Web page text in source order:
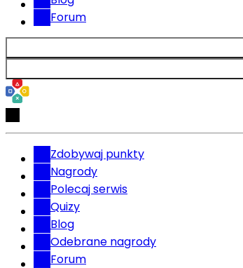
Forum
Zdobywaj punkty
Nagrody
Polecaj serwis
Quizy
Blog
Odebrane nagrody
Forum